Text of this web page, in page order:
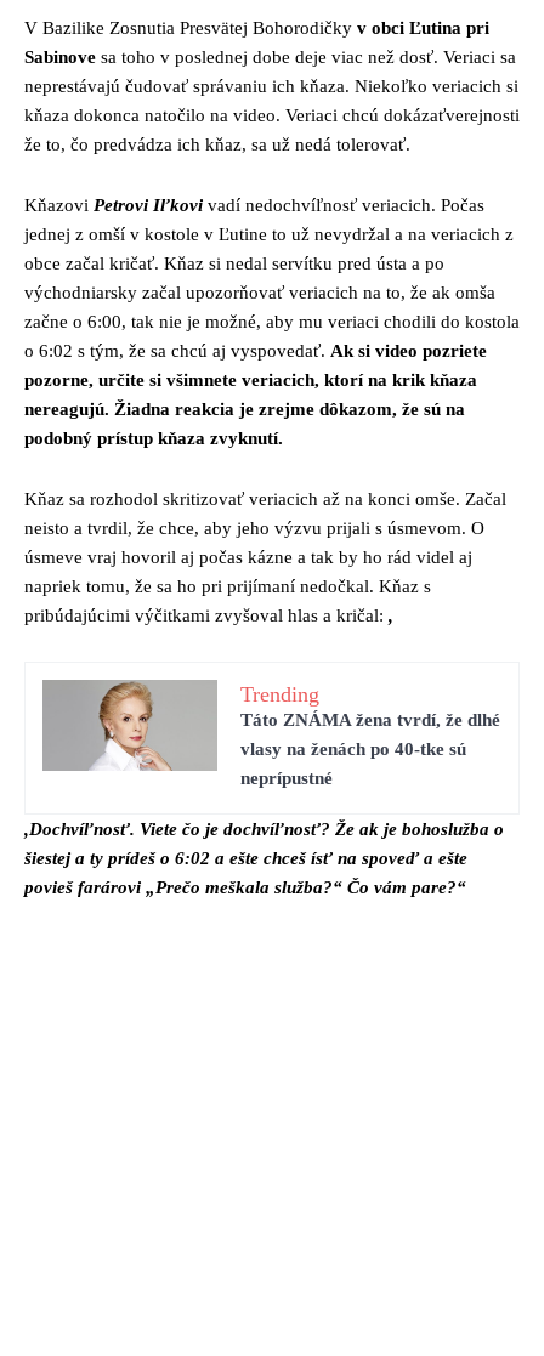
V Bazilike Zosnutia Presvätej Bohorodičky v obci Ľutina pri
Sabinove sa toho v poslednej dobe deje viac než dosť. Veriaci sa
neprestávajú čudovať správaniu ich kňaza. Niekoľko veriacich si
kňaza dokonca natočilo na video. Veriaci chcú dokázaťverejnosti
že to, čo predvádza ich kňaz, sa už nedá tolerovať.
Kňazovi Petrovi Iľkovi vadí nedochvíľnosť veriacich. Počas
jednej z omší v kostole v Ľutine to už nevydržal a na veriacich z
obce začal kričať. Kňaz si nedal servítku pred ústa a po
východniarsky začal upozorňovať veriacich na to, že ak omša
začne o 6:00, tak nie je možné, aby mu veriaci chodili do kostola
o 6:02 s tým, že sa chcú aj vyspovedať. Ak si video pozriete
pozorne, určite si všimnete veriacich, ktorí na krik kňaza
nereagujú. Žiadna reakcia je zrejme dôkazom, že sú na
podobný prístup kňaza zvyknutí.
Kňaz sa rozhodol skritizovať veriacich až na konci omše. Začal
neisto a tvrdil, že chce, aby jeho výzvu prijali s úsmevom. O
úsmeve vraj hovoril aj počas kázne a tak by ho rád videl aj
napriek tomu, že sa ho pri prijímaní nedočkal. Kňaz s
pribúdajúcimi výčitkami zvyšoval hlas a kričal: ,
Trending
Táto ZNÁMA žena tvrdí, že dlhé
vlasy na ženách po 40-tke sú
neprípustné
,Dochvíľnosť. Viete čo je dochvíľnosť? Že ak je bohoslužba o
šiestej a ty prídeš o 6:02 a ešte chceš ísť na spoveď a ešte
povieš farárovi „Prečo meškala služba?“ Čo vám pare?“